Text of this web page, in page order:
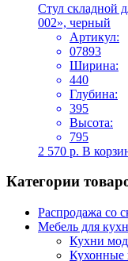
Стул складной
002», черный
Артикул:
07893
Ширина:
440
Глубина:
395
Высота:
795
2 570 р. В
Категории
Распродажа со
Мебель для
Кухни
Кухонные